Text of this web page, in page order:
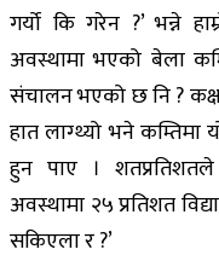
गर्यो कि गरेन ?’ भन्ने
अवस्थामा भएको बेला
संचालन भएको छ नि ?
हात लाग्थ्यो भने कम्तिमा
हुन पाए ।
अवस्थामा २५ प्रतिशत
सकिएला र ?’